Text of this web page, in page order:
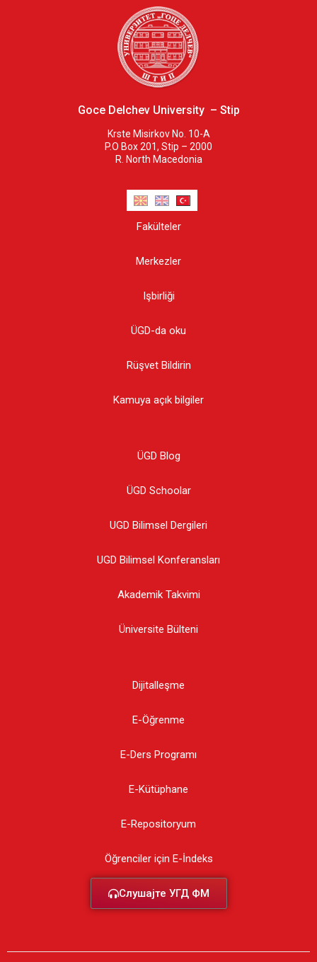
Goce Delchev University – Stip
Krste Misirkov No. 10-A
P.O Box 201, Stip – 2000
R. North Macedonia
Fakülteler
Merkezler
Işbirliği
ÜGD-da oku
Rüşvet Bildirin
Kamuya açık bilgiler
ÜGD Blog
ÜGD Schoolar
UGD Bilimsel Dergileri
UGD Bilimsel Konferansları
Akademik Takvimi
Üniversite Bülteni
Dijitalleşme
E-Öğrenme
E-Ders Programı
E-Kütüphane
E-Repositoryum
Öğrenciler için E-İndeks
Слушајте УГД ФМ